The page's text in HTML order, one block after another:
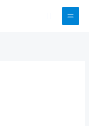
Buscar